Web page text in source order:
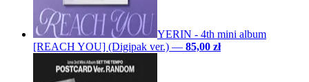
YERIN - 4th mini album
[REACH YOU] (Digipak ver.) — 85,00 zł